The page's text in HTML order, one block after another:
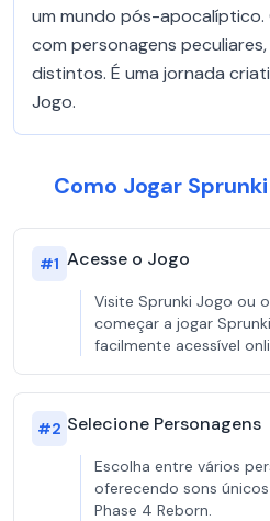
um mundo pós-apocalíptico.
com personagens
distintos. É uma jornada
Jogo.
Como Jogar
#1 Acesse o Jogo
Visite Sprunki Jogo ou
começar a jogar
facilmente acessível
#2 Selecione Personagens
Escolha entre vários
oferecendo sons
Phase 4 Reborn.